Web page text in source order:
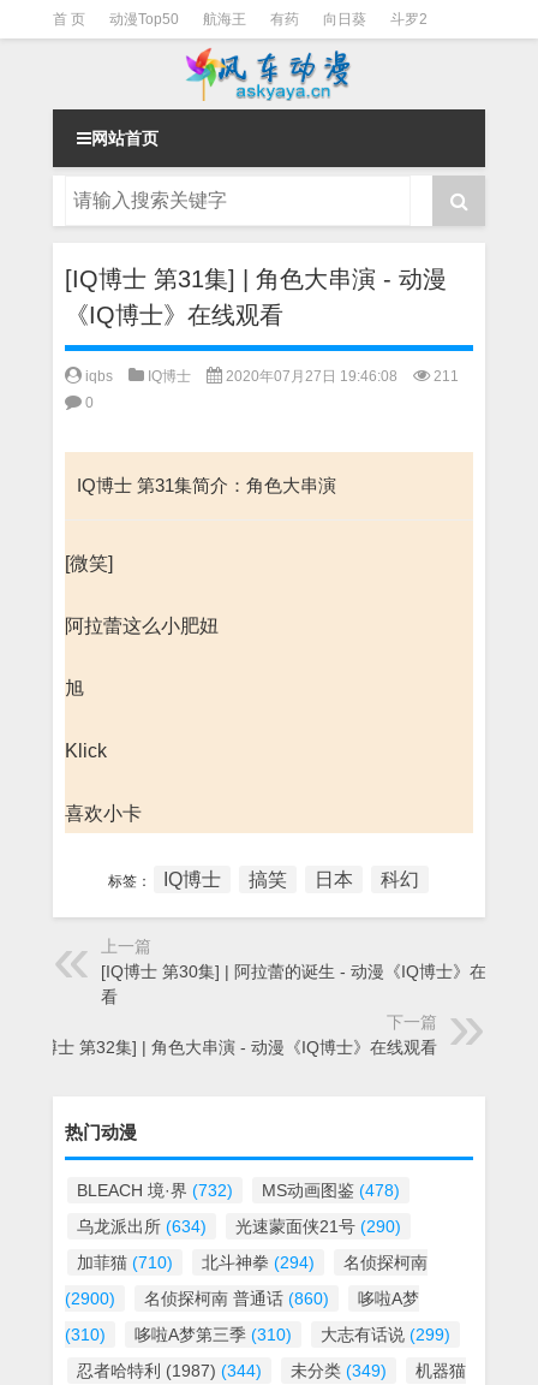
首 页 动漫Top50 航海王 有药 向日葵 斗罗2
一拳超人 柯南 阴阳师
网站首页
[IQ博士 第31集] | 角色大串演 - 动漫
《IQ博士》在线观看
iqbs IQ博士 2020年07月27日 19:46:08
211
0
IQ博士 第31集简介：角色大串演
[微笑]
阿拉蕾这么小肥妞
旭
Klick
喜欢小卡
标签： IQ博士 搞笑 日本 科幻
上一篇
[IQ博士 第30集] | 阿拉蕾的诞生 - 动漫《IQ博士》在线观
看
下一篇
[IQ博士 第32集] | 角色大串演 - 动漫《IQ博士》在线观看
热门动漫
BLEACH 境·界 (732) MS动画图鉴 (478)
乌龙派出所 (634) 光速蒙面侠21号 (290)
加菲猫 (710) 北斗神拳 (294)
名侦探柯南
(2900)
名侦探柯南 普通话 (860)
哆啦A梦
(310)
哆啦A梦第三季 (310) 大志有话说 (299)
忍者哈特利 (1987) (344) 未分类 (349)
机器猫